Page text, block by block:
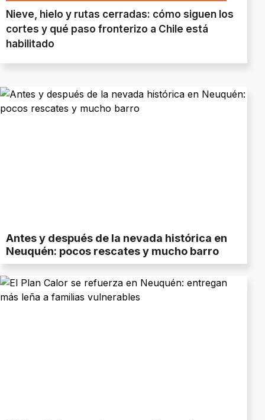
Nieve, hielo y rutas cerradas: cómo siguen los
cortes y qué paso fronterizo a Chile está
habilitado
Antes y después de la nevada histórica en
Neuquén: pocos rescates y mucho barro